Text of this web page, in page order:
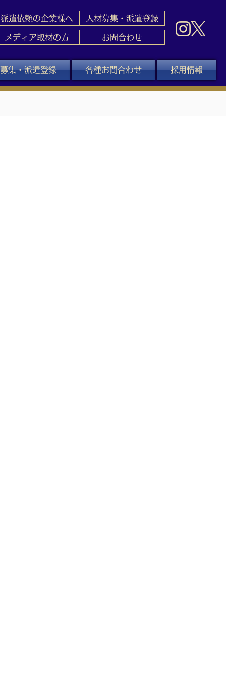
派遣依頼の企業様へ 人材募集・派遣登録
メディア取材の方 お問合わせ
集・派遣登録 各種お問合わせ 採用情報